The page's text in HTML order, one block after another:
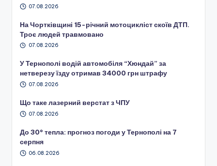
07.08.2026
На Чортківщині 15-річний мотоцикліст скоїв ДТП.
Троє людей травмовано
07.08.2026
У Тернополі водій автомобіля “Хюндай” за
нетверезу їзду отримав 34000 грн штрафу
07.08.2026
Що таке лазерний верстат з ЧПУ
07.08.2026
До 30° тепла: прогноз погоди у Тернополі на 7
серпня
06.08.2026